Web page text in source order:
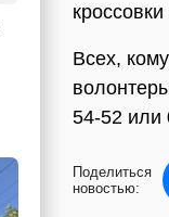
Всех,
54-52 или
Поделиться
новостью: